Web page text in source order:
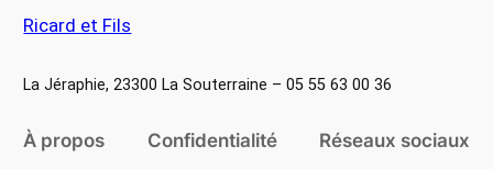
Ricard et Fils
La Jéraphie, 23300 La Souterraine – 05 55 63 00 36
À propos Confidentialité Réseaux sociaux